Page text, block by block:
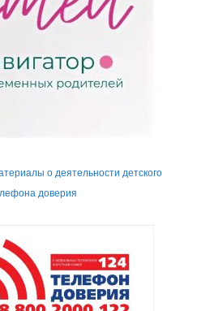
о деятельности детского
доверия